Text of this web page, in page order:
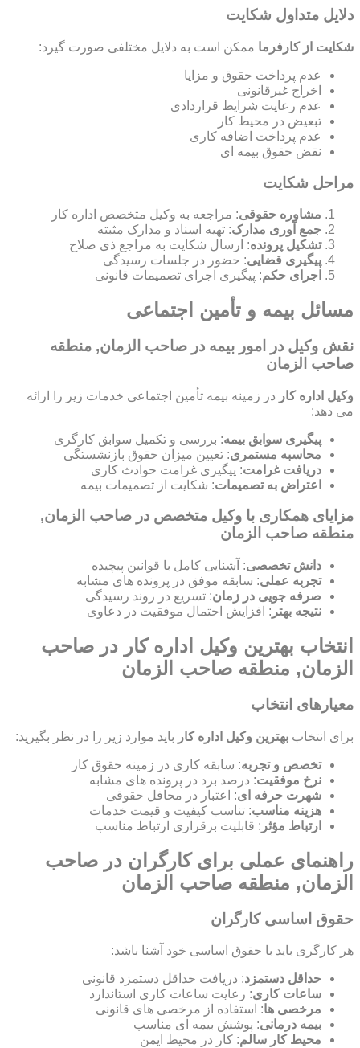
دلایل متداول شکایت
شکایت از کارفرما ممکن است به دلایل مختلفی صورت گیرد:
عدم پرداخت حقوق و مزایا
اخراج غیرقانونی
عدم رعایت شرایط قراردادی
تبعیض در محیط کار
عدم پرداخت اضافه کاری
نقض حقوق بیمه ای
مراحل شکایت
مشاوره حقوقی: مراجعه به وکیل متخصص اداره کار
جمع آوری مدارک: تهیه اسناد و مدارک مثبته
تشکیل پرونده: ارسال شکایت به مراجع ذی صلاح
پیگیری قضایی: حضور در جلسات رسیدگی
اجرای حکم: پیگیری اجرای تصمیمات قانونی
مسائل بیمه و تأمین اجتماعی
نقش وکیل در امور بیمه در صاحب الزمان, منطقه
صاحب الزمان
وکیل اداره کار در زمینه بیمه تأمین اجتماعی خدمات زیر را ارائه
می دهد:
پیگیری سوابق بیمه: بررسی و تکمیل سوابق کارگری
محاسبه مستمری: تعیین میزان حقوق بازنشستگی
دریافت غرامت: پیگیری غرامت حوادث کاری
اعتراض به تصمیمات: شکایت از تصمیمات بیمه
مزایای همکاری با وکیل متخصص در صاحب الزمان,
منطقه صاحب الزمان
دانش تخصصی: آشنایی کامل با قوانین پیچیده
تجربه عملی: سابقه موفق در پرونده های مشابه
صرفه جویی در زمان: تسریع در روند رسیدگی
نتیجه بهتر : افزایش احتمال موفقیت در دعاوی
انتخاب بهترین وکیل اداره کار در صاحب
الزمان, منطقه صاحب الزمان
معیارهای انتخاب
برای انتخاب بهترین وکیل اداره کار باید موارد زیر را در نظر بگیرید:
تخصص و تجربه: سابقه کاری در زمینه حقوق کار
نرخ موفقیت: درصد برد در پرونده های مشابه
شهرت حرفه ای: اعتبار در محافل حقوقی
هزینه مناسب: تناسب کیفیت و قیمت خدمات
ارتباط مؤثر : قابلیت برقراری ارتباط مناسب
راهنمای عملی برای کارگران در صاحب
الزمان, منطقه صاحب الزمان
حقوق اساسی کارگران
هر کارگری باید با حقوق اساسی خود آشنا باشد:
حداقل دستمزد: دریافت حداقل دستمزد قانونی
ساعات کاری: رعایت ساعات کاری استاندارد
مرخصی ها: استفاده از مرخصی های قانونی
بیمه درمانی: پوشش بیمه ای مناسب
محیط کار سالم: کار در محیط ایمن